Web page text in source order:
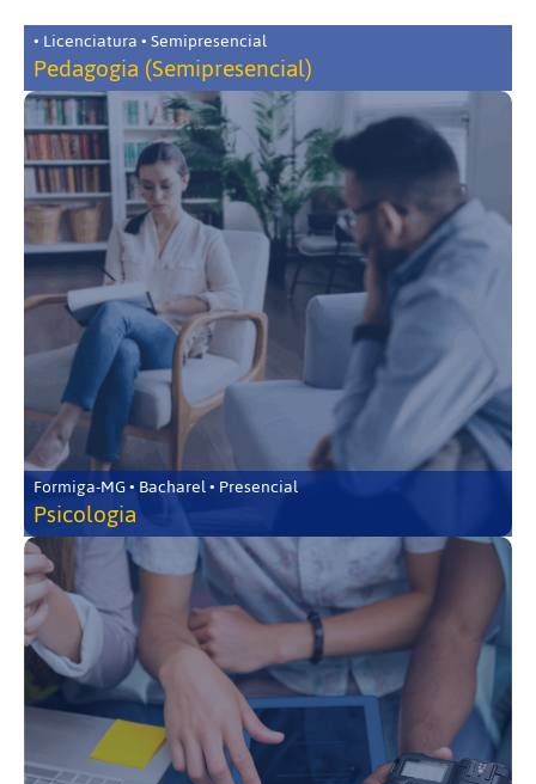
• Licenciatura • Semipresencial
Pedagogia (Semipresencial)
Formiga-MG • Bacharel • Presencial
Psicologia